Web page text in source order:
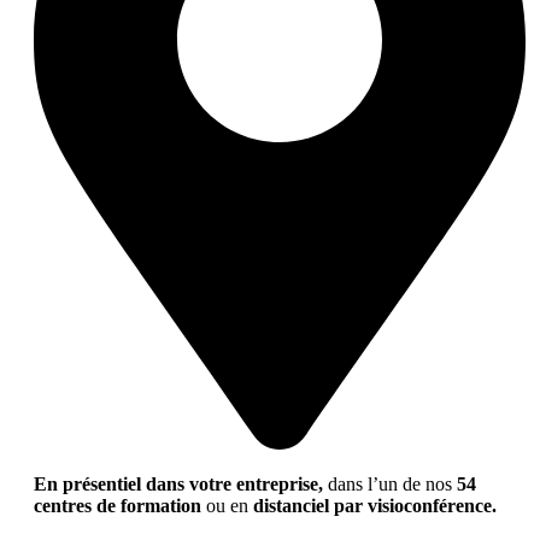
En présentiel dans votre entreprise, dans l’un de nos 54
centres de formation ou en distanciel par visioconférence.